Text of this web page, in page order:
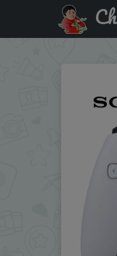
Придбати по знижці